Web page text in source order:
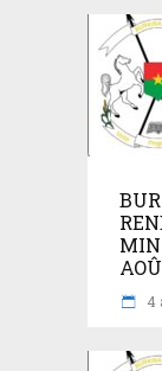
4